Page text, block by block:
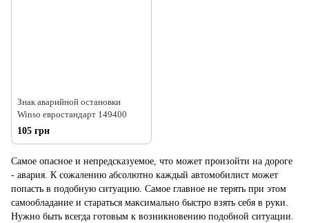
Знак аварийной остановки
Winso евростандарт 149400
105 грн
Самое опасное и непредсказуемое, что может произойти на дороге
- авария. К сожалению абсолютно каждый автомобилист может
попасть в подобную ситуацию. Самое главное не терять при этом
самообладание и стараться максимально быстро взять себя в руки.
Нужно быть всегда готовым к возникновению подобной ситуации.